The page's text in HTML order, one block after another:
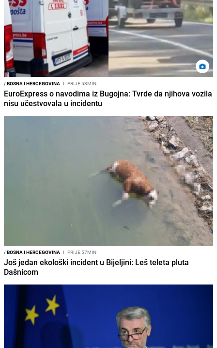
/BOSNA I HERCEGOVINA I PRIJE 53MIN
EuroExpress o navodima iz Bugojna: Tvrde da njihova vozila
nisu učestvovala u incidentu
/BOSNA I HERCEGOVINA I PRIJE 57MIN
Još jedan ekološki incident u Bijeljini: Leš teleta pluta
Dašnicom